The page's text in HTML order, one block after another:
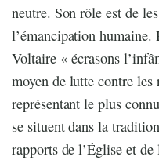
neutre. Son rôle est de
l’émancipation humaine.
Voltaire « écrasons
moyen de lutte contre
représentant le plus
se situent dans la
rapports de l’Église et